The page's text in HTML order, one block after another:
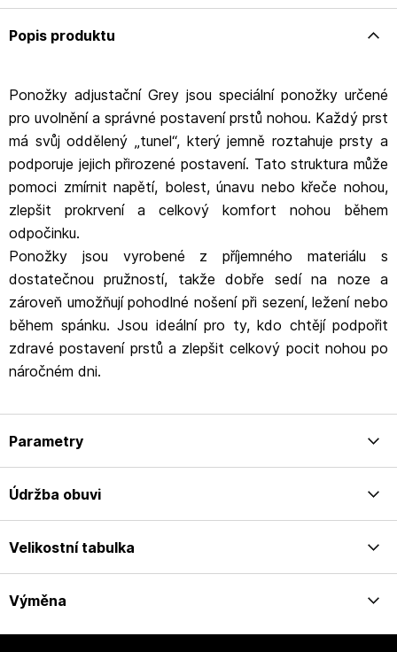
Popis produktu
Ponožky adjustační Grey jsou speciální ponožky určené
pro uvolnění a správné postavení prstů nohou. Každý prst
má svůj oddělený „tunel“, který jemně roztahuje prsty a
podporuje jejich přirozené postavení. Tato struktura může
pomoci zmírnit napětí, bolest, únavu nebo křeče nohou,
zlepšit prokrvení a celkový komfort nohou během
odpočinku.
Ponožky jsou vyrobené z příjemného materiálu s
dostatečnou pružností, takže dobře sedí na noze a
zároveň umožňují pohodlné nošení při sezení, ležení nebo
během spánku. Jsou ideální pro ty, kdo chtějí podpořit
zdravé postavení prstů a zlepšit celkový pocit nohou po
náročném dni.
Parametry
Údržba obuvi
Velikostní tabulka
Výměna